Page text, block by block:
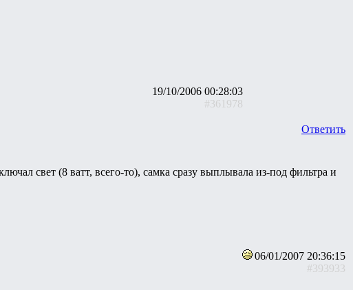
19/10/2006 00:28:03
#361978
Ответить
свет (8 ватт, всего-то), самка сразу выплывала из-под фильтра и
06/01/2007 20:36:15
#393933